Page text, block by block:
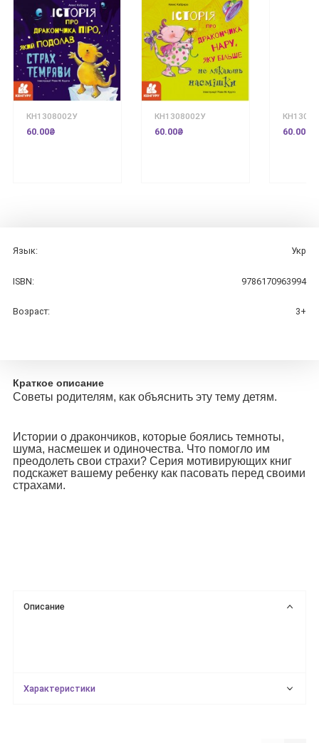
КН1308002У
60.00₴
КН1308002У
60.00₴ 60.00₴
Язык: Укр
ISBN: 9786170963994
Возраст: 3+
Краткое описание
Советы родителям, как объяснить эту тему детям.
Истории о дракончиков, которые боялись темноты,
шума, насмешек и одиночества. Что помогло им
преодолеть свои страхи? Серия мотивирующих книг
подскажет вашему ребенку как пасовать перед своими
страхами.
Описание
Характеристики